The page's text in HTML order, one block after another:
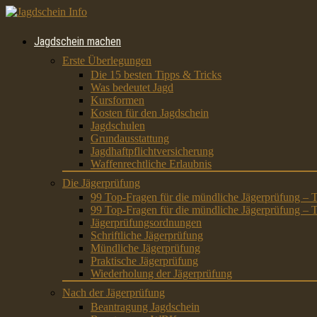
Jagdschein machen
Erste Überlegungen
Die 15 besten Tipps & Tricks
Was bedeutet Jagd
Kursformen
Kosten für den Jagdschein
Jagdschulen
Grundausstattung
Jagdhaftpflichtversicherung
Waffenrechtliche Erlaubnis
Die Jägerprüfung
99 Top-Fragen für die mündliche Jägerprüfung –
99 Top-Fragen für die mündliche Jägerprüfung –
Jägerprüfungsordnungen
Schriftliche Jägerprüfung
Mündliche Jägerprüfung
Praktische Jägerprüfung
Wiederholung der Jägerprüfung
Nach der Jägerprüfung
Beantragung Jagdschein